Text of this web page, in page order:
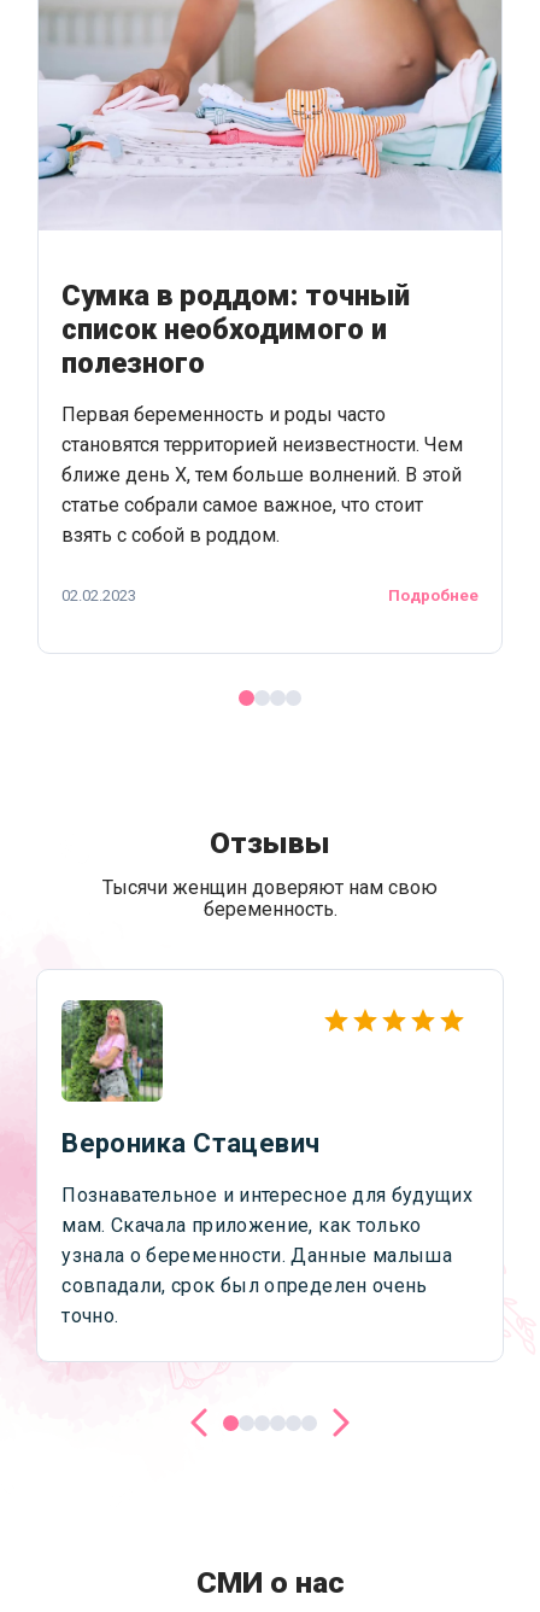
Сумка в роддом: точный
список необходимого и
полезного
Первая беременность и роды часто
становятся территорией неизвестности. Чем
ближе день Х, тем больше волнений. В этой
статье собрали самое важное, что стоит
взять с собой в роддом.
02.02.2023 Подробнее
Отзывы
Тысячи женщин доверяют нам свою
беременность.
Вероника Стацевич
Познавательное и интересное для будущих
мам. Скачала приложение, как только
узнала о беременности. Данные малыша
совпадали, срок был определен очень
точно.
СМИ о нас